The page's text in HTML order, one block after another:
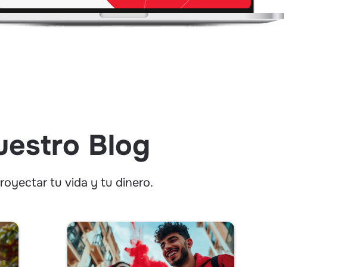
Blog
tu vida y tu dinero.